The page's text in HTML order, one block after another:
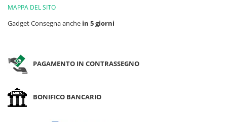
MAPPA DEL SITO
Gadget Consegna anche in 5 giorni
PAGAMENTO IN CONTRASSEGNO
BONIFICO BANCARIO